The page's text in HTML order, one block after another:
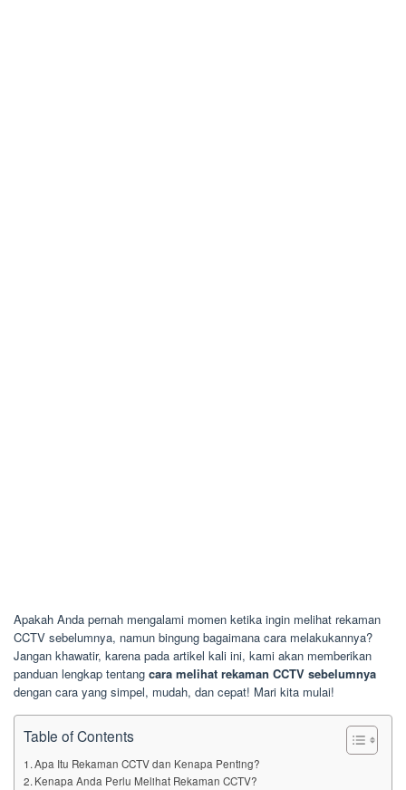
Apakah Anda pernah mengalami momen ketika ingin melihat rekaman
CCTV sebelumnya, namun bingung bagaimana cara melakukannya?
Jangan khawatir, karena pada artikel kali ini, kami akan memberikan
panduan lengkap tentang cara melihat rekaman CCTV sebelumnya
dengan cara yang simpel, mudah, dan cepat! Mari kita mulai!
Table of Contents
Apa Itu Rekaman CCTV dan Kenapa Penting?
Kenapa Anda Perlu Melihat Rekaman CCTV?